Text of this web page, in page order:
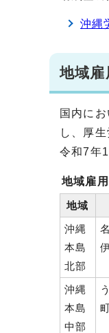
沖縄
地域
国内に
し、厚
令和7年
地域雇
地域
沖縄
本島
北部
沖縄
本島
中部